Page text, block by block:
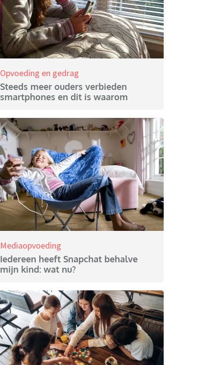
Opvoeding en gedrag
Steeds meer ouders verbieden
smartphones en dit is waarom
Mediaopvoeding
Iedereen heeft Snapchat behalve
mijn kind: wat nu?